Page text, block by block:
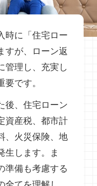
時に「住宅ロー
すが、ローン返
管理し、充実し
です。
後、住宅ローン
資産税、都市計
、火災保険、地
生します。ま
準備も考慮する